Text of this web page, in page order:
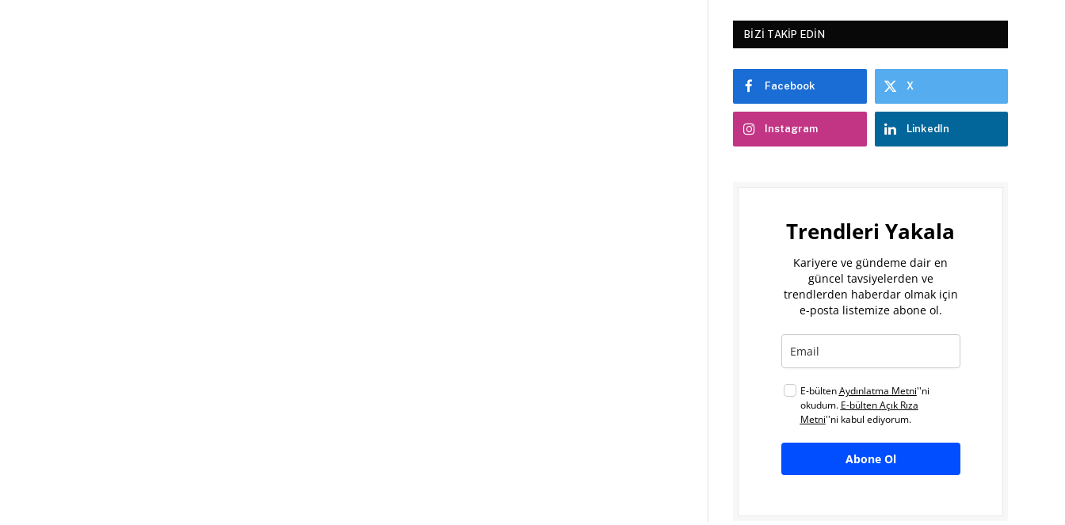
BIZI TAKIP EDIN
Facebook X
Instagram LinkedIn
Trendleri Yakala
Kariyere ve gündeme dair en
güncel tavsiyelerden ve
trendlerden haberdar olmak için
e-posta listemize abone ol.
E-bültenAydınlatma Metni''ni
okudum. E-bülten Açık Rıza
Metni''ni kabul ediyorum.
Abone Ol